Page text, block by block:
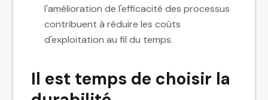
l'amélioration de l'efficacité des processus
contribuent à réduire les coûts
d'exploitation au fil du temps.
Il est temps de choisir la